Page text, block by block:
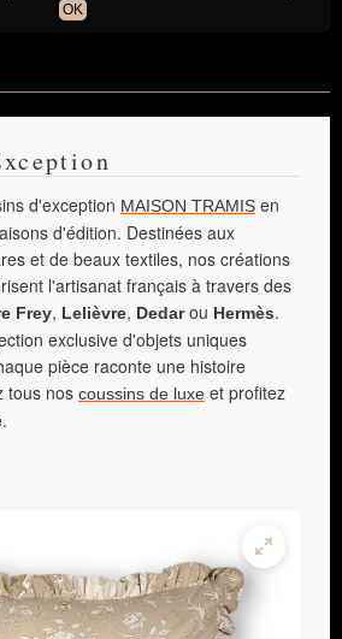
OK
d'exception MAISON TRAMIS en
d'édition. Destinées aux
et de beaux textiles, nos créations
l'artisanat français à travers des
Frey, Lelièvre, Dedarou Hermès.
exclusive d'objets uniques
pièce raconte une histoire
tous nos coussins de luxe et profitez